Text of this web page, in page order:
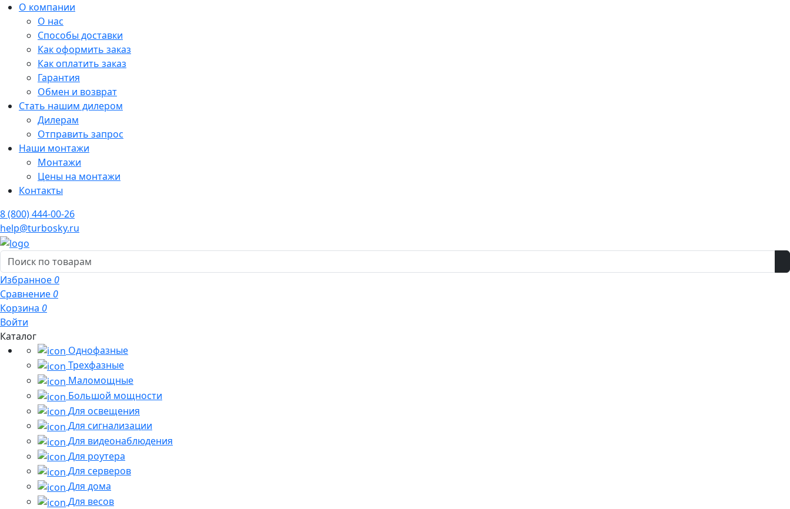
О компании
О нас
Способы доставки
Как оформить заказ
Как оплатить заказ
Гарантия
Обмен и возврат
Стать нашим дилером
Дилерам
Отправить запрос
Наши монтажи
Монтажи
Цены на монтажи
Контакты
8 (800) 444-00-26
help@turbosky.ru
Избранное 0
Сравнение 0
Корзина 0
Войти
Каталог
Однофазные
Трехфазные
Маломощные
Большой мощности
Для освещения
Для сигнализации
Для видеонаблюдения
Для роутера
Для серверов
Для дома
Для весов